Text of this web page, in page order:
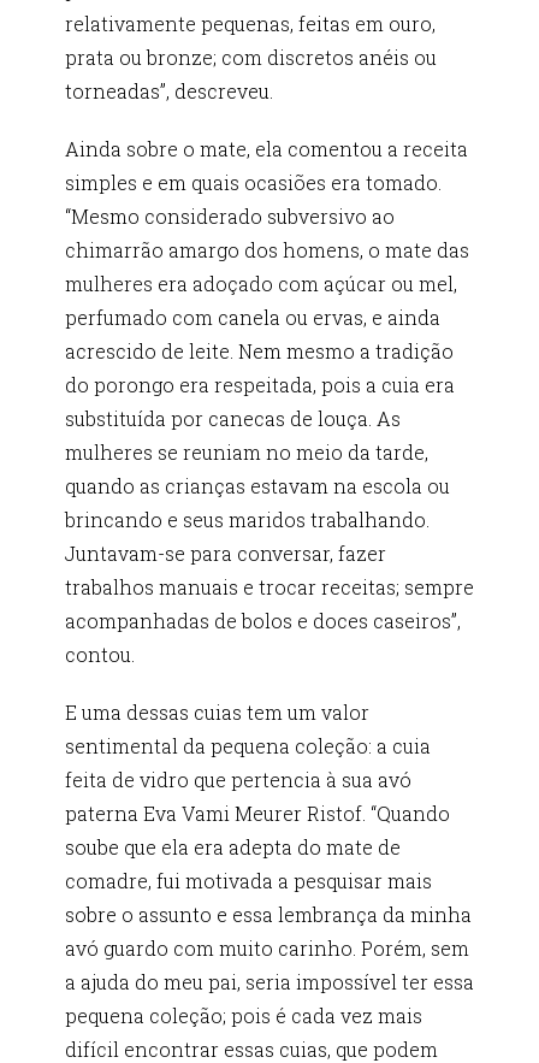
relativamente pequenas, feitas em ouro,
prata ou bronze; com discretos anéis ou
torneadas”, descreveu.
Ainda sobre o mate, ela comentou a receita
simples e em quais ocasiões era tomado.
“Mesmo considerado subversivo ao
chimarrão amargo dos homens, o mate das
mulheres era adoçado com açúcar ou mel,
perfumado com canela ou ervas, e ainda
acrescido de leite. Nem mesmo a tradição
do porongo era respeitada, pois a cuia era
substituída por canecas de louça. As
mulheres se reuniam no meio da tarde,
quando as crianças estavam na escola ou
brincando e seus maridos trabalhando.
Juntavam-se para conversar, fazer
trabalhos manuais e trocar receitas; sempre
acompanhadas de bolos e doces caseiros”,
contou.
E uma dessas cuias tem um valor
sentimental da pequena coleção: a cuia
feita de vidro que pertencia à sua avó
paterna Eva Vami Meurer Ristof. “Quando
soube que ela era adepta do mate de
comadre, fui motivada a pesquisar mais
sobre o assunto e essa lembrança da minha
avó guardo com muito carinho. Porém, sem
a ajuda do meu pai, seria impossível ter essa
pequena coleção; pois é cada vez mais
difícil encontrar essas cuias, que podem